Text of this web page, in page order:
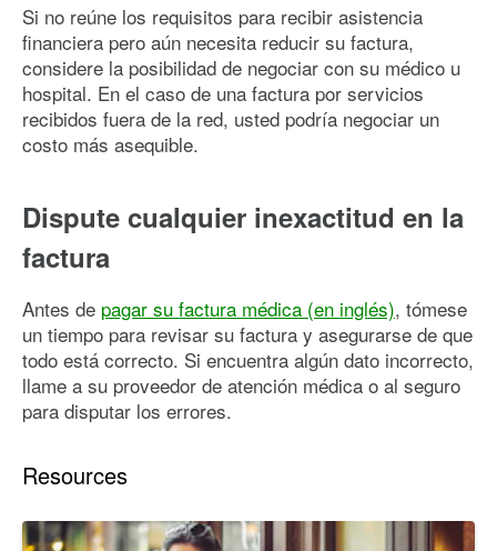
Si no reúne los requisitos para recibir asistencia
financiera pero aún necesita reducir su factura,
considere la posibilidad de negociar con su médico u
hospital. En el caso de una factura por servicios
recibidos fuera de la red, usted podría negociar un
costo más asequible.
Dispute cualquier inexactitud en la
factura
Antes de pagar su factura médica (en inglés), tómese
un tiempo para revisar su factura y asegurarse de que
todo está correcto. Si encuentra algún dato incorrecto,
llame a su proveedor de atención médica o al seguro
para disputar los errores.
Resources